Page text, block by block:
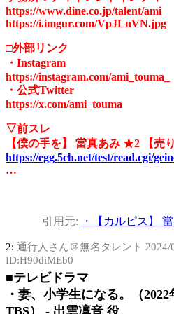
https://www.dine.co.jp/talent/ami
https://i.imgur.com/VpJLnVN.jpg
□外部リンク
・Instagram
https://instagram.com/ami_touma_
・公式Twitter
https://x.com/ami_touma
▽前スレ
【僕の手を】 當真あみ ★2 【売
https://egg.5ch.net/test/read.cgi/
…
引用元: ・【カルピス】
2: 通行人さん＠無名タレント 2024/
ID:H90diMEb0
■テレビドラマ
・妻、小学生になる。（2022
TBS） - 出雲凜音 役